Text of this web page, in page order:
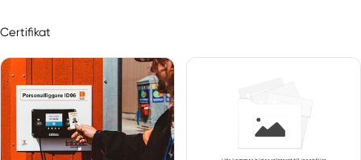
Klövedal
Kungälv
Certifikat